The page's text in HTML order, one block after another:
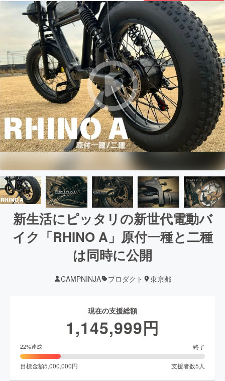
新生活にピッタリの新世代電動バ
イク「RHINO A」原付一種と二種
は同時に公開
CAMPNINJA プロダクト 東京都
現在の支援総額
1,145,999円
22%達成 終了
目標金額5,000,000円 支援者数5 人